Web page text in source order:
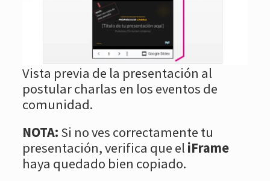
Vista previa de la presentación al
postular charlas en los eventos de
comunidad.
NOTA: Si no ves correctamente tu
presentación, verifica que el iFrame
haya quedado bien copiado.